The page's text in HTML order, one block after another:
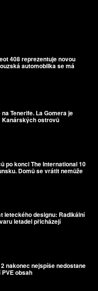
408 reprezentuje novou
automobilka se má
Tenerife. La Gomera je
ostrovů
po konci The International 10
Domů se vrátit nemůže
leteckého designu: Radikální
letadel přicházejí
nakonec nejspíše nedostane
obsah